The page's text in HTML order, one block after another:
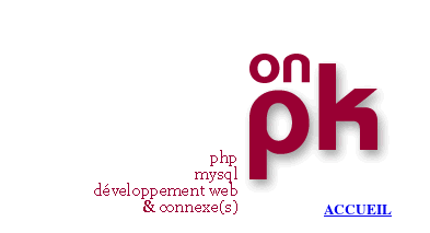
ACCUEIL